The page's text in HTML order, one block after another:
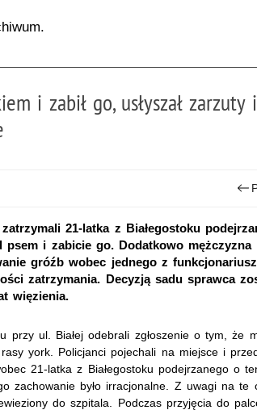
i zabił go, usłyszał zarzuty
21-latka z Białegostoku
i zabicie go. Dodatkowo mężczyzna
gróźb wobec jednego z
zatrzymania. Decyzją sadu sprawca
więzienia.
przy ul. Białej odebrali zgłoszenie o tym, że
york. Policjanci pojechali na miejsce i
21-latka z Białegostoku podejrzanego o
zachowanie było irracjonalne. Z uwagi na te
do szpitala. Podczas przyjęcia do